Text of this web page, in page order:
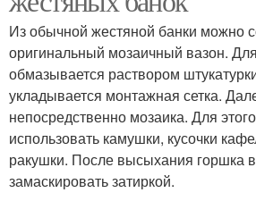
Горшок из старого
Из обычной жестяной банки можно
оригинальный мозаичный вазон.
обмазывается раствором
укладывается монтажная сетка.
непосредственно мозаика. Для
использовать камушки, кусочки
ракушки. После высыхания горшка
замаскировать затиркой.